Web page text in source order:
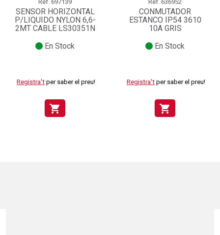
Ref. 697139
SENSOR HORIZONTAL
P/LIQUIDO NYLON 6,6-
2MT CABLE LS30351N
En Stock
Registra't per saber el preu!
shopping_cart
Ref. 636952
CONMUTADOR
ESTANCO IP54 3610
10A GRIS
En Stock
Registra't per saber el preu!
shopping_cart